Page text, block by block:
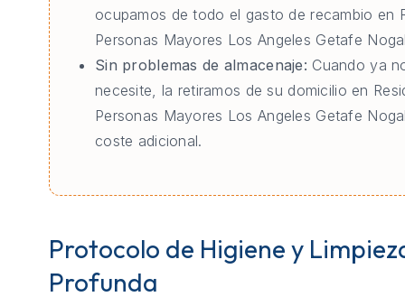
ocupamos de todo el gasto de recambio en
Personas Mayores Los Angeles Getafe
Sin problemas de almacenaje: Cuando ya
necesite, la retiramos de su domicilio en
Personas Mayores Los Angeles Getafe
coste adicional.
Protocolo de Higiene y
Profunda